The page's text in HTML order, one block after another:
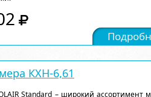
КХН-6,61
Standard – широкий ассортимент